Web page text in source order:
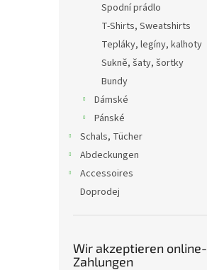
Spodní prádlo
T-Shirts, Sweatshirts
Tepláky, legíny, kalhoty
Sukně, šaty, šortky
Bundy
Dámské
Pánské
Schals, Tücher
Abdeckungen
Accessoires
Doprodej
Wir akzeptieren online-
Zahlungen